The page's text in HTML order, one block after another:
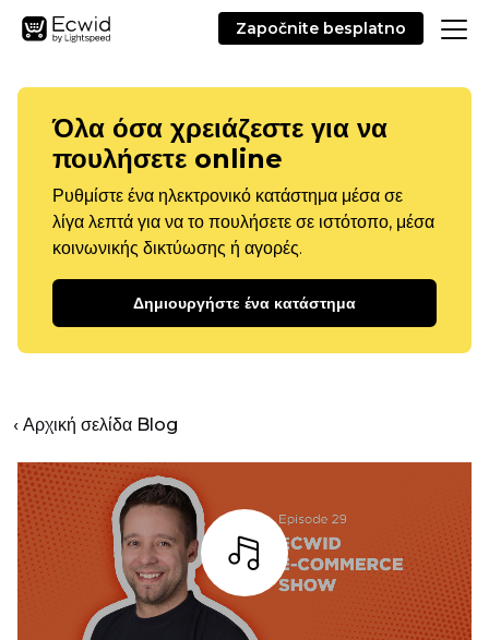
Započnite besplatno
Όλα όσα χρειάζεστε για να
πουλήσετε online
Ρυθμίστε ένα ηλεκτρονικό κατάστημα μέσα σε
λίγα λεπτά για να το πουλήσετε σε ιστότοπο, μέσα
κοινωνικής δικτύωσης ή αγορές.
Δημιουργήστε ένα κατάστημα
‹ Αρχική σελίδα Blog
Άκουσε